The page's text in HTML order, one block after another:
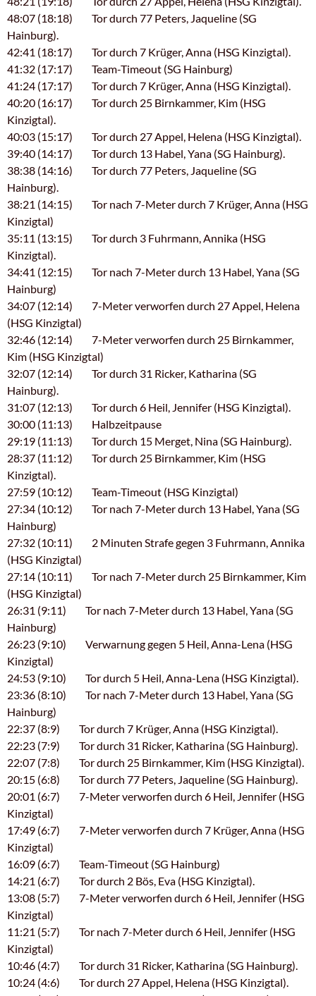
48:07 (18:18) Tor durch 77 Peters, Jaqueline (SG
Hainburg).
42:41 (18:17) Tor durch 7 Krüger, Anna (HSG Kinzigtal).
41:32 (17:17) Team-Timeout (SG Hainburg)
41:24 (17:17) Tor durch 7 Krüger, Anna (HSG Kinzigtal).
40:20 (16:17) Tor durch 25 Birnkammer, Kim (HSG
Kinzigtal).
40:03 (15:17) Tor durch 27 Appel, Helena (HSG Kinzigtal).
39:40 (14:17) Tor durch 13 Habel, Yana (SG Hainburg).
38:38 (14:16) Tor durch 77 Peters, Jaqueline (SG
Hainburg).
38:21 (14:15) Tor nach 7-Meter durch 7 Krüger, Anna (HSG
Kinzigtal)
35:11 (13:15) Tor durch 3 Fuhrmann, Annika (HSG
Kinzigtal).
34:41 (12:15) Tor nach 7-Meter durch 13 Habel, Yana (SG
Hainburg)
34:07 (12:14) 7-Meter verworfen durch 27 Appel, Helena
(HSG Kinzigtal)
32:46 (12:14) 7-Meter verworfen durch 25 Birnkammer,
Kim (HSG Kinzigtal)
32:07 (12:14) Tor durch 31 Ricker, Katharina (SG
Hainburg).
31:07 (12:13) Tor durch 6 Heil, Jennifer (HSG Kinzigtal).
30:00 (11:13) Halbzeitpause
29:19 (11:13) Tor durch 15 Merget, Nina (SG Hainburg).
28:37 (11:12) Tor durch 25 Birnkammer, Kim (HSG
Kinzigtal).
27:59 (10:12) Team-Timeout (HSG Kinzigtal)
27:34 (10:12) Tor nach 7-Meter durch 13 Habel, Yana (SG
Hainburg)
27:32 (10:11) 2 Minuten Strafe gegen 3 Fuhrmann, Annika
(HSG Kinzigtal)
27:14 (10:11) Tor nach 7-Meter durch 25 Birnkammer, Kim
(HSG Kinzigtal)
26:31 (9:11) Tor nach 7-Meter durch 13 Habel, Yana (SG
Hainburg)
26:23 (9:10) Verwarnung gegen 5 Heil, Anna-Lena (HSG
Kinzigtal)
24:53 (9:10) Tor durch 5 Heil, Anna-Lena (HSG Kinzigtal).
23:36 (8:10) Tor nach 7-Meter durch 13 Habel, Yana (SG
Hainburg)
22:37 (8:9) Tor durch 7 Krüger, Anna (HSG Kinzigtal).
22:23 (7:9) Tor durch 31 Ricker, Katharina (SG Hainburg).
22:07 (7:8) Tor durch 25 Birnkammer, Kim (HSG Kinzigtal).
20:15 (6:8) Tor durch 77 Peters, Jaqueline (SG Hainburg).
20:01 (6:7) 7-Meter verworfen durch 6 Heil, Jennifer (HSG
Kinzigtal)
17:49 (6:7) 7-Meter verworfen durch 7 Krüger, Anna (HSG
Kinzigtal)
16:09 (6:7) Team-Timeout (SG Hainburg)
14:21 (6:7) Tor durch 2 Bös, Eva (HSG Kinzigtal).
13:08 (5:7) 7-Meter verworfen durch 6 Heil, Jennifer (HSG
Kinzigtal)
11:21 (5:7) Tor nach 7-Meter durch 6 Heil, Jennifer (HSG
Kinzigtal)
10:46 (4:7) Tor durch 31 Ricker, Katharina (SG Hainburg).
10:24 (4:6) Tor durch 27 Appel, Helena (HSG Kinzigtal).